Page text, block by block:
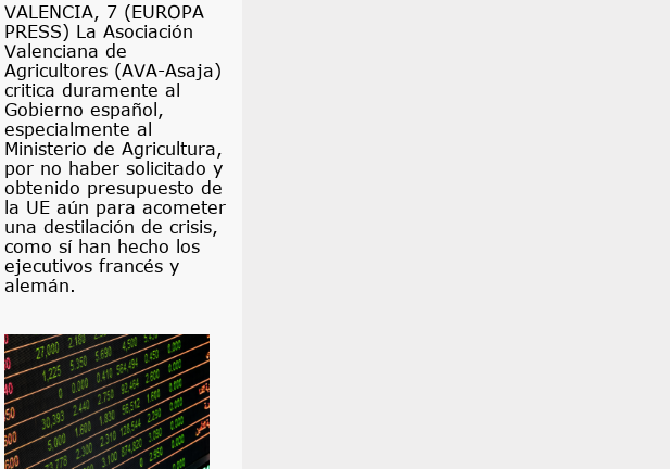
VALENCIA, 7 (EUROPA
PRESS) La Asociación
Valenciana de
Agricultores (AVA-Asaja)
critica duramente al
Gobierno español,
especialmente al
Ministerio de Agricultura,
por no haber solicitado y
obtenido presupuesto de
la UE aún para acometer
una destilación de crisis,
como sí han hecho los
ejecutivos francés y
alemán.